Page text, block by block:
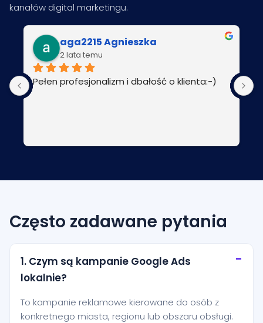
kanałów digital marketingu.
aga2215 Agnieszka
2 lata temu
Pełen profesjonalizm i dbałość o klienta:-)
Często zadawane pytania
1. Czym są kampanie Google Ads
lokalnie?
To kampanie reklamowe kierowane do osób z
konkretnego miasta, regionu lub obszaru obsługi.